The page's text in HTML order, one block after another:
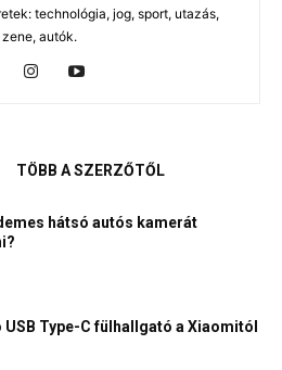
technológia, jog, sport, utazás,
zene, autók.
TÖBB A SZERZŐTŐL
hátsó autós kamerát
USB Type-C fülhallgató a Xiaomitól